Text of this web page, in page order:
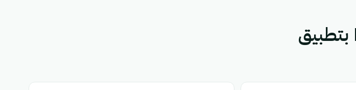
قم بإقران DirDyalk أو Nearya Express بتطبيق